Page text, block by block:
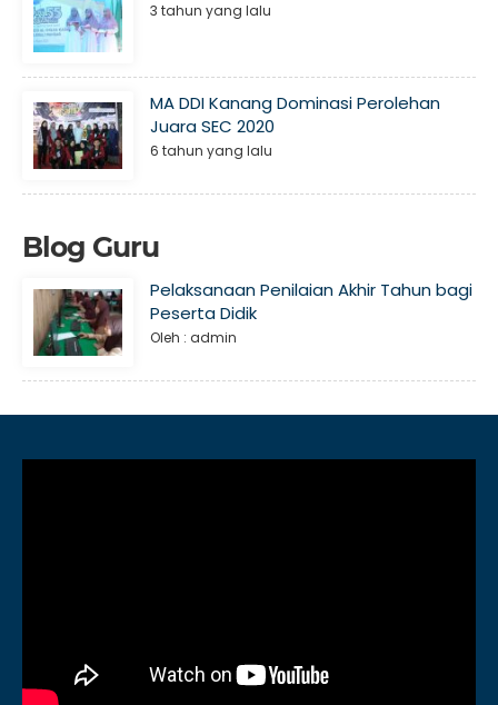
3 tahun yang lalu
MA DDI Kanang Dominasi Perolehan
Juara SEC 2020
6 tahun yang lalu
Blog Guru
Pelaksanaan Penilaian Akhir Tahun bagi
Peserta Didik
Oleh : admin